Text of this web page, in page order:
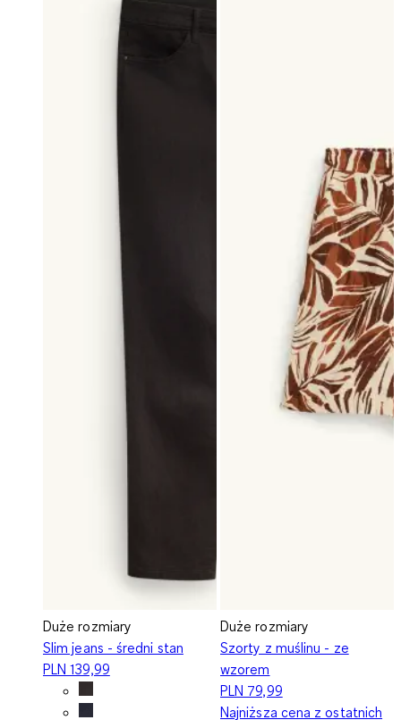
Duże rozmiary
Slim jeans - średni stan
PLN 139,99
Duże rozmiary
Szorty z muślinu - ze
wzorem
PLN 79,99
Najniższa cena z ostatnich